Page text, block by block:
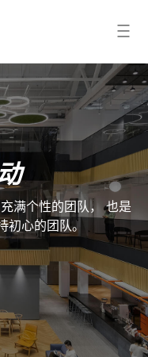
满个性的团队， 也是
初心的团队。